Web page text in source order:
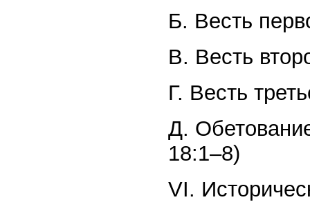
Б. Весть
B. Весть
Г. Весть
Д.
18:1–8)
VI.